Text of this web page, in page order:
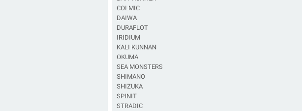
COLMIC
DAIWA
DURAFLOT
IRIDIUM
KALI KUNNAN
OKUMA
SEA MONSTERS
SHIMANO
SHIZUKA
SPINIT
STRADIC